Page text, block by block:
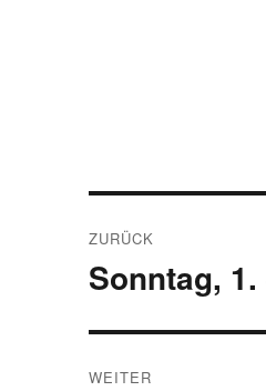
ZURÜCK
Vorheriger
Sonntag,
WEITER